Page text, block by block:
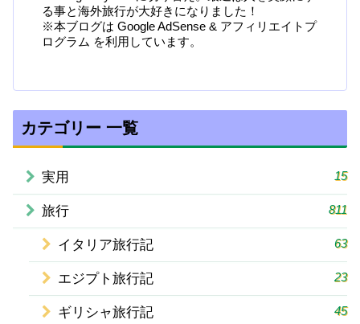
る事と海外旅行が大好きになりました！
※本ブログは Google AdSense & アフィリエイトプ
ログラム を利用しています。
カテゴリー 一覧
実用 15
旅行 811
イタリア旅行記 63
エジプト旅行記 23
ギリシャ旅行記 45